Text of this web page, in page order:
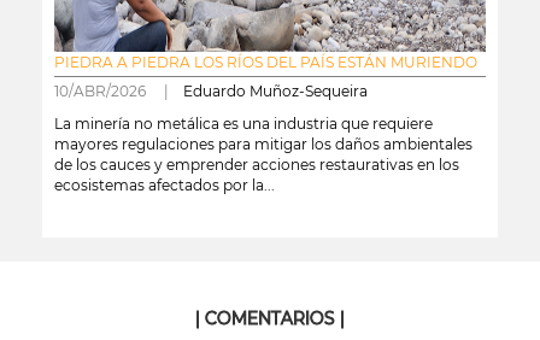
PIEDRA A PIEDRA LOS RÍOS DEL PAÍS ESTÁN MURIENDO
10/ABR/2026 | Eduardo Muñoz-Sequeira
La minería no metálica es una industria que requiere
mayores regulaciones para mitigar los daños ambientales
de los cauces y emprender acciones restaurativas en los
ecosistemas afectados por la...
| COMENTARIOS |